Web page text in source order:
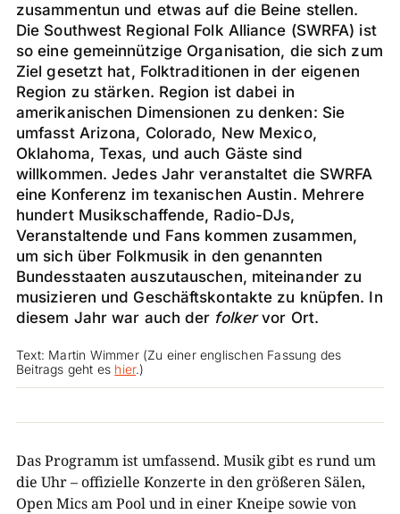
zusammentun und etwas auf die Beine stellen.
Die Southwest Regional Folk Alliance (SWRFA) ist
so eine gemeinnützige Organisation, die sich zum
Ziel gesetzt hat, Folktraditionen in der eigenen
Region zu stärken. Region ist dabei in
amerikanischen Dimensionen zu denken: Sie
umfasst Arizona, Colorado, New Mexico,
Oklahoma, Texas, und auch Gäste sind
willkommen. Jedes Jahr veranstaltet die SWRFA
eine Konferenz im texanischen Austin. Mehrere
hundert Musikschaffende, Radio-DJs,
Veranstaltende und Fans kommen zusammen,
um sich über Folkmusik in den genannten
Bundesstaaten auszutauschen, miteinander zu
musizieren und Geschäftskontakte zu knüpfen. In
diesem Jahr war auch der folkervor Ort.
Text: Martin Wimmer (Zu einer englischen Fassung des
Beitrags geht es hier.)
Das Programm ist umfassend. Musik gibt es rund um
die Uhr – offizielle Konzerte in den größeren Sälen,
Open Mics am Pool und in einer Kneipe sowie von